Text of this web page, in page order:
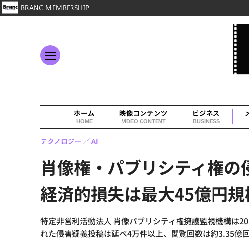
ホーム
HOME
映像コンテンツ
VIDEO CONTENT
ビジネス
BUSINESS
肖像権・パブリシティ権
経済的損失は最大45億円規
特定非営利活動法人 肖像パブリシティ権擁護監視機構は
れた侵害疑義投稿は延べ4万件以上、閲覧回数は約3.35億
テクノロジー AI
BRANC MEMBERSHIP